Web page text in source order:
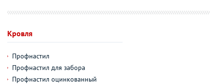
Кровля
Профнастил
Профнастил для забора
Профнастил оцинкованный